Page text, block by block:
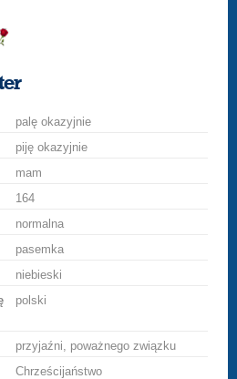
palę okazyjnie
piję okazyjnie
mam
164
normalna
pasemka
niebieski
polski
przyjaźni, poważnego związku
Chrześcijaństwo